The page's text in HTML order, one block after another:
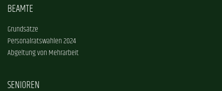
BEAMTE
Grundsätze
Personalratswahlen 2024
Abgeltung von Mehrarbeit
SENIOREN